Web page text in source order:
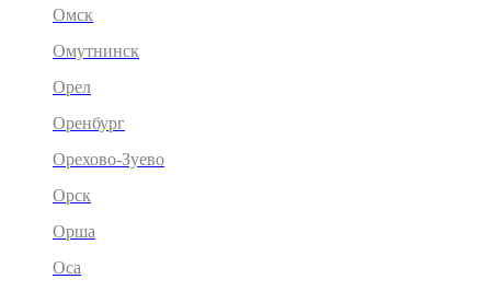
Омск
Омутнинск
Орел
Оренбург
Орехово-Зуево
Орск
Орша
Оса